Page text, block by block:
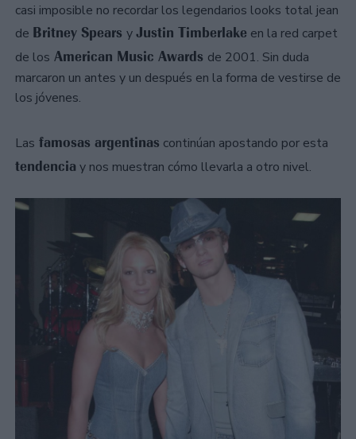
casi imposible no recordar los legendarios looks total jean
de Britney Spears yJustin Timberlake en la red carpet
de los American Music Awards de 2001. Sin duda
marcaron un antes y un después en la forma de vestirse de
los jóvenes.
Las famosas argentinas continúan apostando por esta
tendencia y nos muestran cómo llevarla a otro nivel.